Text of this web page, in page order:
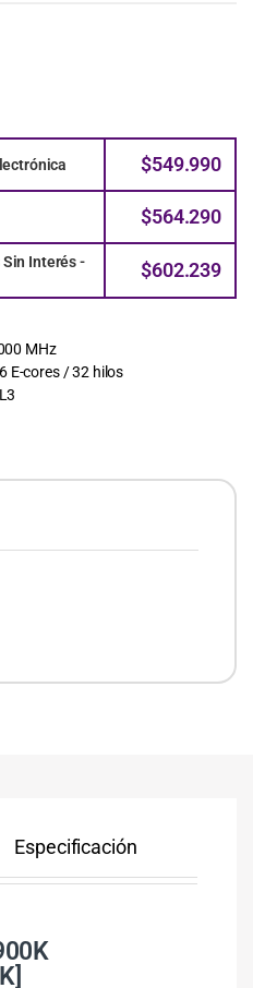
$549.990
$564.290
Interés -
$602.239
MHz
E-cores / 32 hilos
Especificación